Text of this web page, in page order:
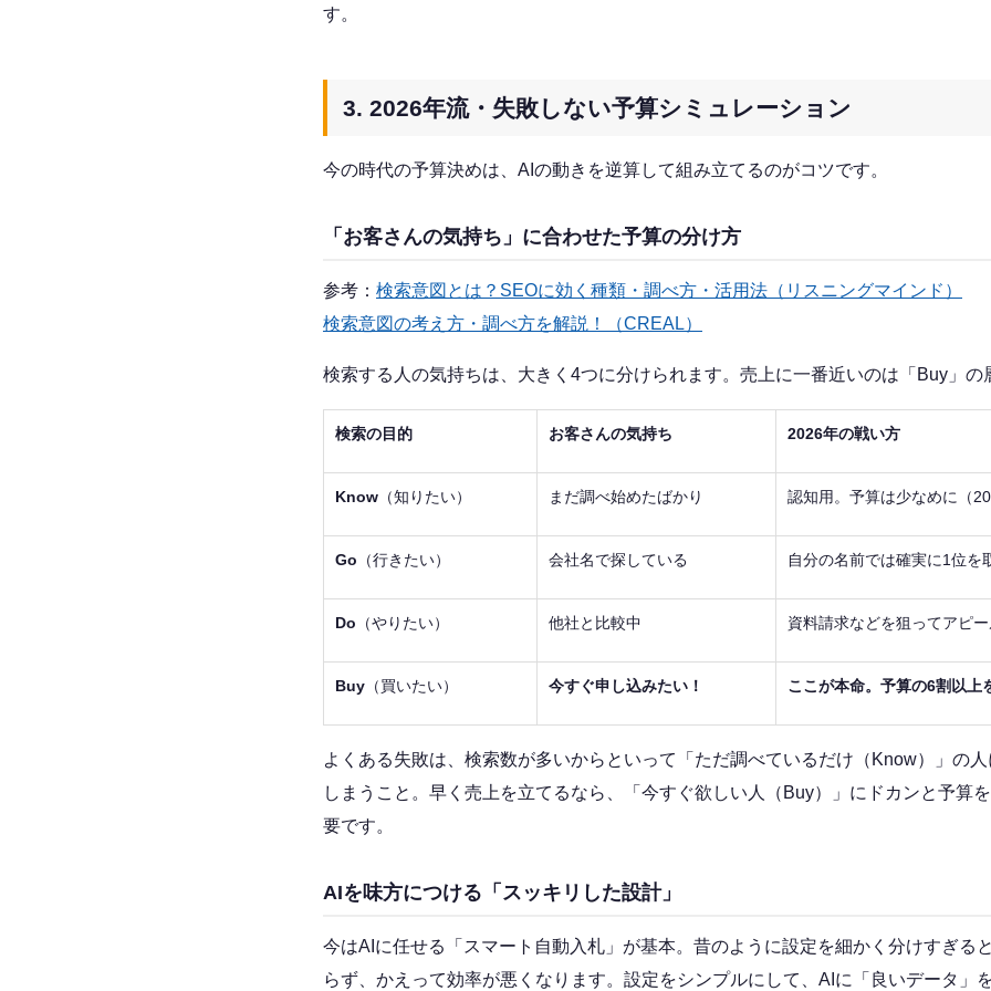
す。
3. 2026年流・失敗しない予算シミュレーション
今の時代の予算決めは、AIの動きを逆算して組み立てるのがコツです。
「お客さんの気持ち」に合わせた予算の分け方
参考： 検索意図とは？SEOに効く種類・調べ方・活用法（リスニングマインド）
検索意図の考え方・調べ方を解説！（CREAL）
検索する人の気持ちは、大きく4つに分けられます。売上に一番近いのは「Buy」の
検索の目的 お客さんの気持ち 2026年の戦い方
Know （知りたい） まだ調べ始めたばかり 認知用。予算は少なめに（
Go （行きたい） 会社名で探している 自分の名前では確実に1位を
Do （やりたい） 他社と比較中 資料請求などを狙ってアピ
Buy （買いたい） 今すぐ申し込みたい！ ここが本命。予算の6割以上
よくある失敗は、検索数が多いからといって「ただ調べているだけ（Know）」の
しまうこと。早く売上を立てるなら、「今すぐ欲しい人（Buy）」にドカンと予算
要です。
AIを味方につける「スッキリした設計」
今はAIに任せる「スマート自動入札」が基本。昔のように設定を細かく分けすぎる
らず、かえって効率が悪くなります。設定をシンプルにして、AIに「良いデータ」